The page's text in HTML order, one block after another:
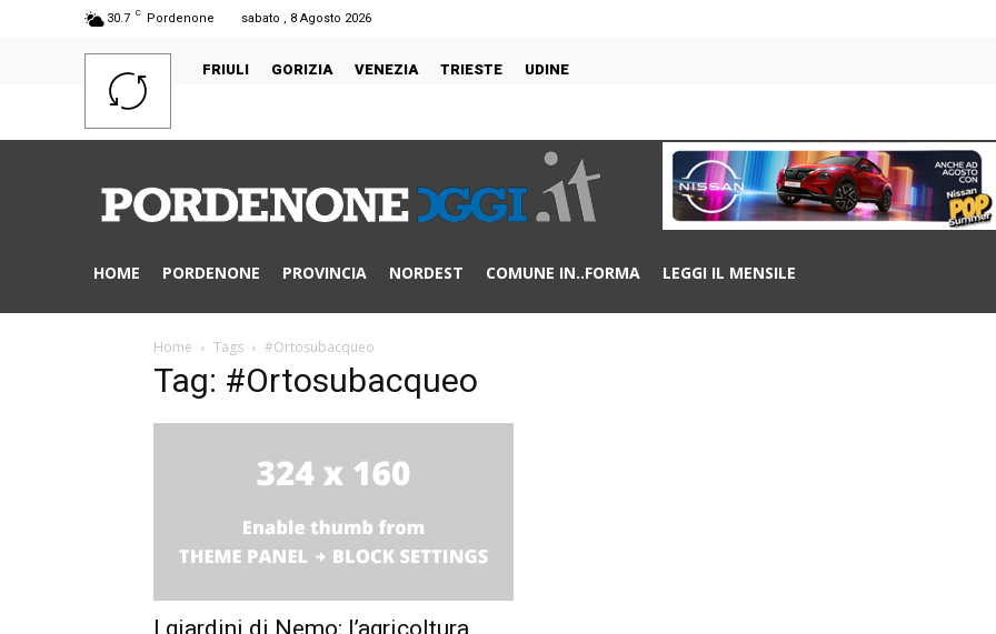
30.7 C Pordenone sabato , 8 Agosto 2026
FRIULI GORIZIA VENEZIA TRIESTE UDINE
HOME PORDENONE PROVINCIA NORDEST COMUNE IN..FORMA LEGGI IL MENSILE
Home Tags #Ortosubacqueo
Tag: #Ortosubacqueo
I giardini di Nemo: l’agricoltura